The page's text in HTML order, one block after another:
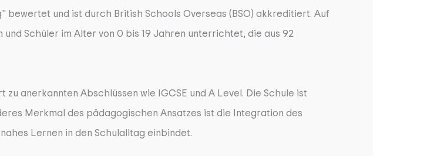
bewertet und ist durch British Schools Overseas (BSO) akkreditiert. Auf
Schüler im Alter von 0 bis 19 Jahren unterrichtet, die aus 92
anerkannten Abschlüssen wie IGCSE und A Level. Die Schule ist
Merkmal des pädagogischen Ansatzes ist die Integration des
Lernen in den Schulalltag einbindet.